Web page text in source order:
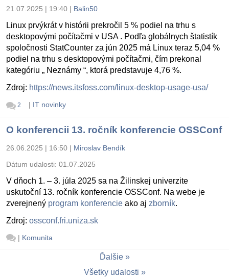
21.07.2025 | 19:40 | Balin50
Linux prvýkrát v histórii prekročil 5 % podiel na trhu s
desktopovými počítačmi v USA . Podľa globálnych štatistík
spoločnosti StatCounter za jún 2025 má Linux teraz 5,04 %
podiel na trhu s desktopovými počítačmi, čím prekonal
kategóriu „ Neznámy “, ktorá predstavuje 4,76 %.
Zdroj: https://news.itsfoss.com/linux-desktop-usage-usa/
2 | IT novinky
O konferencii 13. ročník konferencie OSSConf
26.06.2025 | 16:50 | Miroslav Bendík
Dátum udalosti: 01.07.2025
V dňoch 1. – 3. júla 2025 sa na Žilinskej univerzite
uskutoční 13. ročník konferencie OSSConf. Na webe je
zverejnený program konferencie ako aj zborník.
Zdroj: ossconf.fri.uniza.sk
| Komunita
Ďalšie
Všetky udalosti